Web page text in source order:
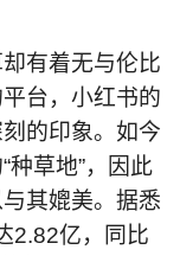
有着无与伦比
台，小红书的
的印象。如今
种草地”，因此
其媲美。据悉
2.82亿，同比